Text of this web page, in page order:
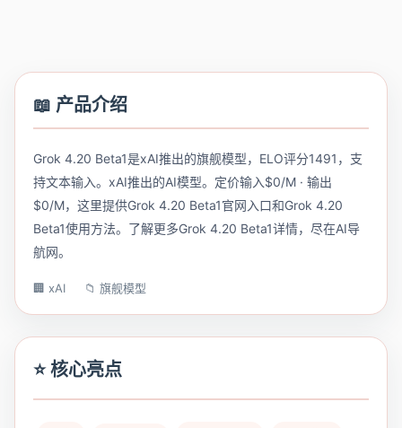
📖 产品介绍
Grok 4.20 Beta1是xAI推出的旗舰模型，ELO评分1491，支
持文本输入。xAI推出的AI模型。定价输入$0/M · 输出
$0/M，这里提供Grok 4.20 Beta1官网入口和Grok 4.20
Beta1使用方法。了解更多Grok 4.20 Beta1详情，尽在AI导
航网。
🏢 xAI 📁 旗舰模型
⭐ 核心亮点